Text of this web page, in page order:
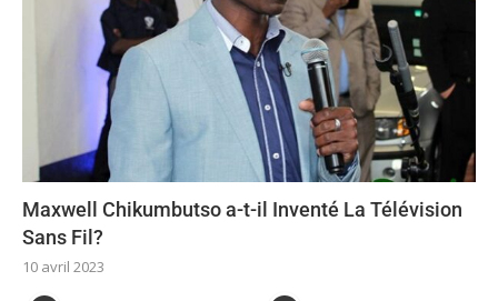
Maxwell Chikumbutso a-t-il Inventé La Télévision
Sans Fil?
10 avril 2023